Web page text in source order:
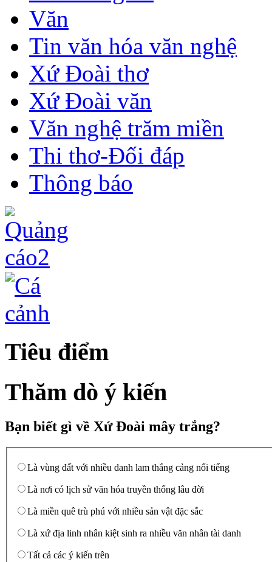
Văn
Tin văn hóa văn nghệ
Xứ Đoài thơ
Xứ Đoài văn
Văn nghệ trăm miền
Thi thơ-Đối đáp
Thông báo
Tiêu điểm
Thăm dò ý kiến
Bạn biết gì về Xứ Đoài mây trắng?
Là vùng đất với nhiều danh lam thắng cảng nổi tiếng
Là nơi có lịch sử văn hóa truyền thống lâu đời
Là miền quê trù phú với nhiều sản vật đặc sắc
Là xứ địa linh nhân kiệt sinh ra nhiều văn nhân tài danh
Tất cả các ý kiến trên